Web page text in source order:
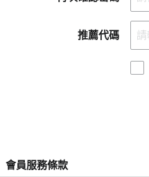
推薦代碼
會員服務條款